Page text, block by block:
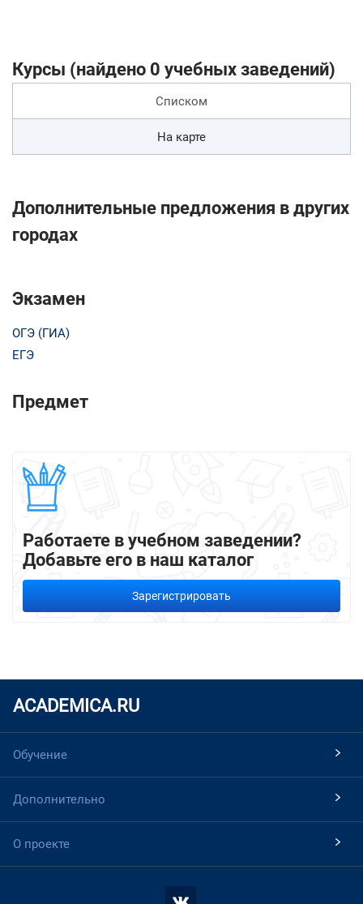
Курсы (найдено 0 учебных заведений)
Списком
На карте
Дополнительные предложения в других
городах
Экзамен
ОГЭ (ГИА)
ЕГЭ
Предмет
Работаете в учебном заведении?
Добавьте его в наш каталог
Зарегистрировать
ACADEMICA.RU
Обучение
Дополнительно
О проекте